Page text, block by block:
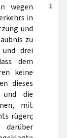
1
wegen
in
und
zu
drei
dem
keine
dieses
und die
mit
rügen;
darüber